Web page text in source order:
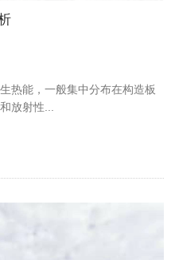
热能，一般集中分布在构造板
放射性...